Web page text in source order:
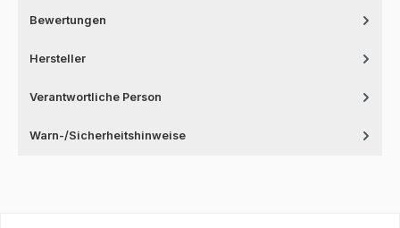
Bewertungen
Hersteller
Verantwortliche Person
Warn-/Sicherheitshinweise